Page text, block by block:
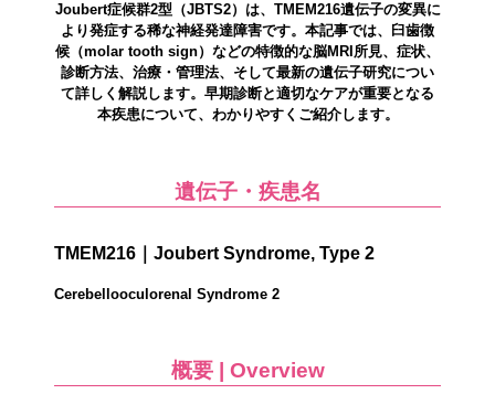
Joubert症候群2型（JBTS2）は、TMEM216遺伝子の変異に
より発症する稀な神経発達障害です。本記事では、臼歯徴
候（molar tooth sign）などの特徴的な脳MRI所見、症状、
診断方法、治療・管理法、そして最新の遺伝子研究につい
て詳しく解説します。早期診断と適切なケアが重要となる
本疾患について、わかりやすくご紹介します。
遺伝子・疾患名
TMEM216｜Joubert Syndrome, Type 2
Cerebellooculorenal Syndrome 2
概要 | Overview